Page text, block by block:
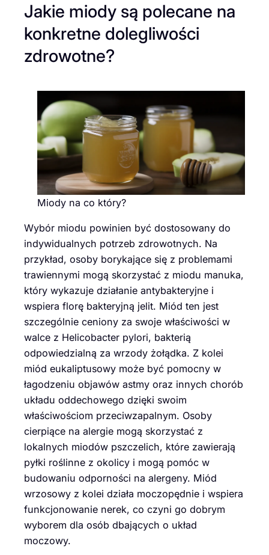
Jakie miody są polecane na
konkretne dolegliwości
zdrowotne?
Miody na co który?
Wybór miodu powinien być dostosowany do
indywidualnych potrzeb zdrowotnych. Na
przykład, osoby borykające się z problemami
trawiennymi mogą skorzystać z miodu manuka,
który wykazuje działanie antybakteryjne i
wspiera florę bakteryjną jelit. Miód ten jest
szczególnie ceniony za swoje właściwości w
walce z Helicobacter pylori, bakterią
odpowiedzialną za wrzody żołądka. Z kolei
miód eukaliptusowy może być pomocny w
łagodzeniu objawów astmy oraz innych chorób
układu oddechowego dzięki swoim
właściwościom przeciwzapalnym. Osoby
cierpiące na alergie mogą skorzystać z
lokalnych miodów pszczelich, które zawierają
pyłki roślinne z okolicy i mogą pomóc w
budowaniu odporności na alergeny. Miód
wrzosowy z kolei działa moczopędnie i wspiera
funkcjonowanie nerek, co czyni go dobrym
wyborem dla osób dbających o układ
moczowy.